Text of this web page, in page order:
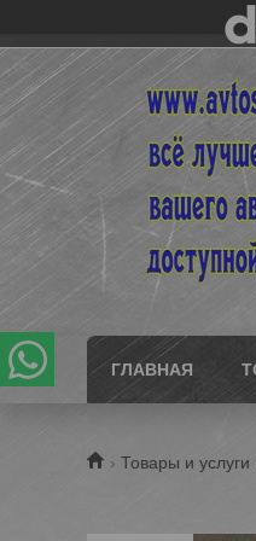
ГЛАВНАЯ
Товары и услуги